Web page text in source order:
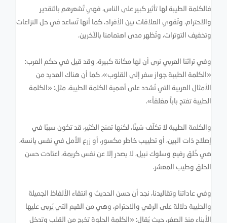
فالكلمة الطيبة لها تأثير كبير على الناس، فهي تُشعرهم بالتقدير
والاحترام، وتُقوي العلاقات بين الأفراد، كما أنها تُساعد في حل النزاعات
وتخفيف التوترات، وتُظهر مدى اهتمامنا بالآخرين.
وفي تراثنا العربي نرى أن لها مكانة كبيرة، وقد قيل في حكم العرب:
«الكلمة الطيبة جواز سفر إلى القلوب»، كما أن هناك العديد من
الأمثال العربية التي تُشدد على أهمية الكلمة الطيبة، مثل: «الكلمة
الطيبة تفتح باباً مغلقاً».
والكلمة الطيبة لا تكلّف شيئًا، لكنها تمنح الكثير، قد تكون سببًا في
إصلاح ذات البين، أو تطييب خاطر مكسور، أو زرع الأمل في نفس يائسة،
هي خُلق رفيع وسلوك نبيل، لا يصدر إلا عن نفس كريمة، اعتادت حسن
الخلق وطيب المعشر.
وفي عاداتنا وتقاليدنا، نجد أن حسن الحديث و انتقاء الألفاظ الجميلة
والطيبة دلالة على الرقي والاحترام، وهي من القيم التي يُربى عليها
الأبناء منذ الصغر، حيث يُقال: «الكلمة الحلوة تخرج من القلب وتدخل